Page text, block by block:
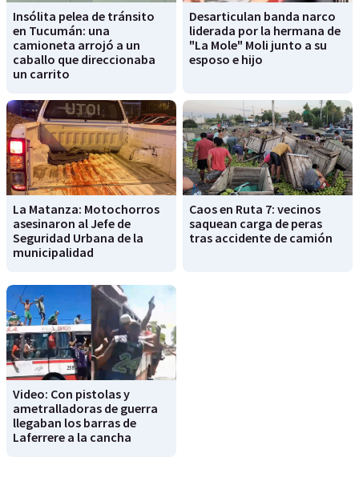
Insólita pelea de tránsito
en Tucumán: una
camioneta arrojó a un
caballo que direccionaba
un carrito
Desarticulan banda narco
liderada por la hermana de
"La Mole" Moli junto a su
esposo e hijo
La Matanza: Motochorros
asesinaron al Jefe de
Seguridad Urbana de la
municipalidad
Caos en Ruta 7: vecinos
saquean carga de peras
tras accidente de camión
Video: Con pistolas y
ametralladoras de guerra
llegaban los barras de
Laferrere a la cancha